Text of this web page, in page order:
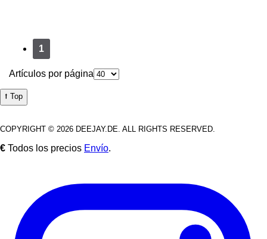
1
Artículos por página
⭡ Top
COPYRIGHT © 2026 DEEJAY.DE. ALL RIGHTS RESERVED.
€ Todos los precios Envío.